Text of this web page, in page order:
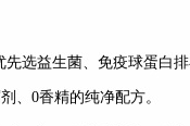
选益生菌、免疫球蛋白
、0香精的纯净配方。